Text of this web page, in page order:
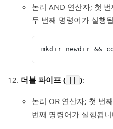
논리 AND 연산자; 첫
두 번째 명령어가 실행
mkdir newdir &&
더블 파이프 ( ):
논리 OR 연산자; 첫 번
번째 명령어가 실행됩